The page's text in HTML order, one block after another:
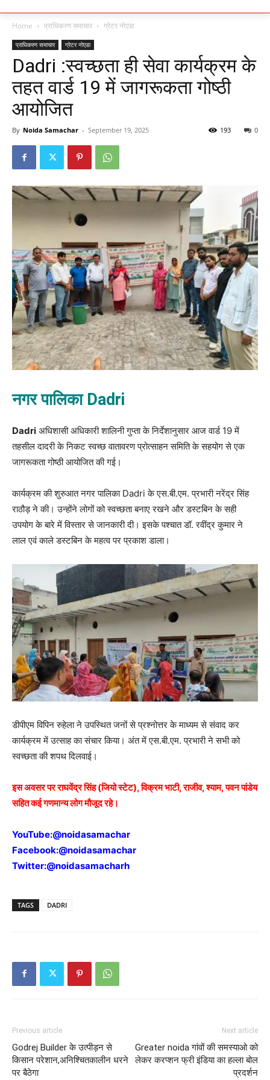
Home प्राधिकरण समाचार ग्रेटर नोएडा
प्राधिकरण समाचार ग्रेटर नोएडा
Dadri :स्वच्छता ही सेवा कार्यक्रम के
तहत वार्ड 19 में जागरूकता गोष्ठी
आयोजित
By Noida Samachar - September 19, 2025 0
193
नगर पालिका Dadri
Dadri अधिशासी अधिकारी शालिनी गुप्ता के निर्देशानुसार आज वार्ड 19 में
तहसील दादरी के निकट स्वच्छ वातावरण प्रोत्साहन समिति के सहयोग से एक
जागरूकता गोष्ठी आयोजित की गई।
कार्यक्रम की शुरुआत नगर पालिका Dadri के एस.बी.एम. प्रभारी नरेंद्र सिंह
राठौड़ ने की। उन्होंने लोगों को स्वच्छता बनाए रखने और डस्टबिन के सही
उपयोग के बारे में विस्तार से जानकारी दी। इसके पश्चात डॉ. रवींद्र कुमार ने
लाल एवं काले डस्टबिन के महत्व पर प्रकाश डाला।
डीपीएम विपिन रुहेला ने उपस्थित जनों से प्रश्नोत्तर के माध्यम से संवाद कर
कार्यक्रम में उत्साह का संचार किया। अंत में एस.बी.एम. प्रभारी ने सभी को
स्वच्छता की शपथ दिलवाई।
इस अवसर पर राघवेंद्र सिंह (जियो स्टेट), विक्रम भाटी, राजीव, श्याम, पवन पांडेय
सहित कई गणमान्य लोग मौजूद रहे।
YouTube:@noidasamachar
Facebook:@noidasamachar
Twitter:@noidasamacharh
TAGS DADRI
Previous article
Godrej Builder के उत्पीड़न से
किसान परेशान,अनिश्चितकालीन धरने
पर बैठेगा
Next article
Greater noida गांवों की समस्याओ को
लेकर करप्शन फ्री इंडिया का हल्ला बोल
प्रदर्शन